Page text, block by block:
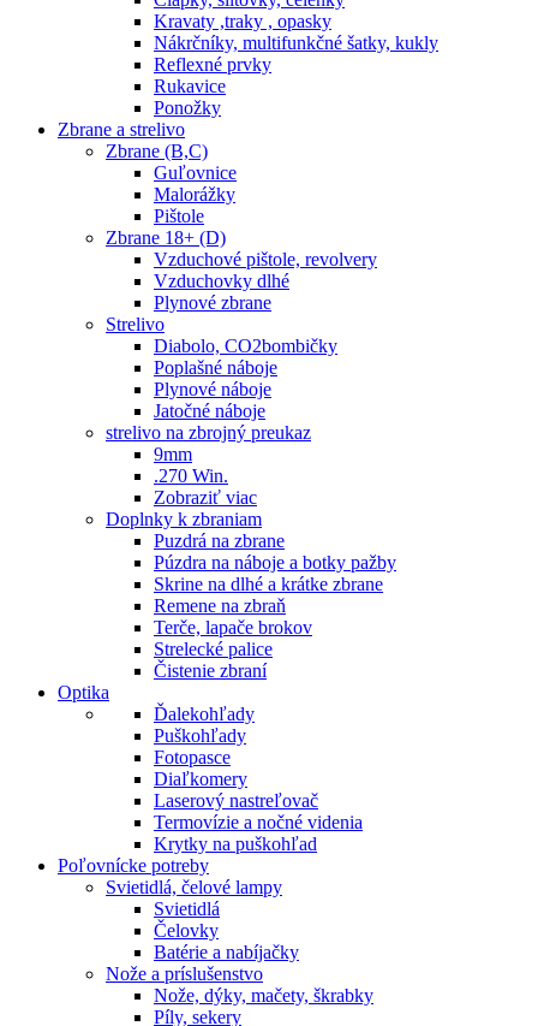
Kravaty ,traky , opasky
Nákrčníky, multifunkčné šatky, kukly
Reflexné prvky
Rukavice
Ponožky
Zbrane a strelivo
Zbrane (B,C)
Guľovnice
Malorážky
Pištole
Zbrane 18+ (D)
Vzduchové pištole, revolvery
Vzduchovky dlhé
Plynové zbrane
Strelivo
Diabolo, CO2bombičky
Poplašné náboje
Plynové náboje
Jatočné náboje
strelivo na zbrojný preukaz
9mm
.270 Win.
Zobraziť viac
Doplnky k zbraniam
Puzdrá na zbrane
Púzdra na náboje a botky pažby
Skrine na dlhé a krátke zbrane
Remene na zbraň
Terče, lapače brokov
Strelecké palice
Čistenie zbraní
Optika
Ďalekohľady
Puškohľady
Fotopasce
Diaľkomery
Laserový nastreľovač
Termovízie a nočné videnia
Krytky na puškohľad
Poľovnícke potreby
Svietidlá, čelové lampy
Svietidlá
Čelovky
Batérie a nabíjačky
Nože a príslušenstvo
Nože, dýky, mačety, škrabky
Píly, sekery